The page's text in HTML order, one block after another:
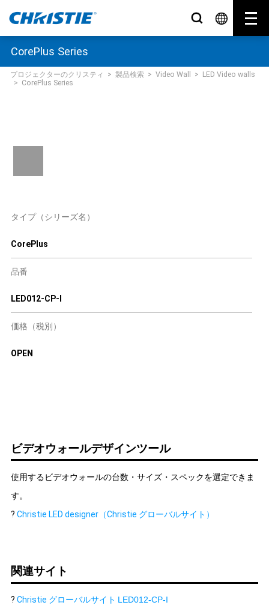
CorePlus Series
プロジェクターのクリスティ > 製品検索 > Video Wall >
LED Video walls
> CorePlus Series
タイプ（シリーズ名）
CorePlus
品番
LED012-CP-I
価格（税別）
OPEN
ビデオウォールデザインツール
使用するビデオウォールの台数・サイズ・スペックを選定できま
す。
? Christie LED designer（Christie グローバルサイト）
関連サイト
? Christie グローバルサイト LED012-CP-I